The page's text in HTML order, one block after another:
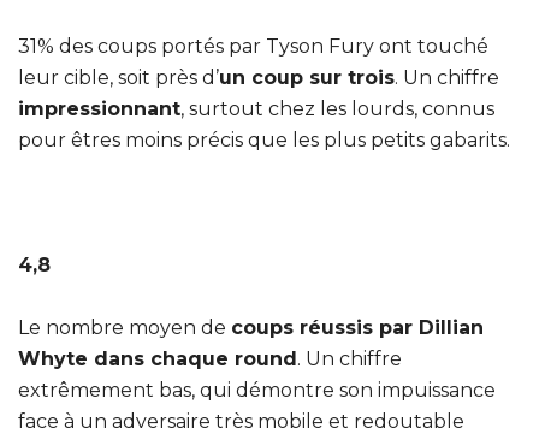
31% des coups portés par Tyson Fury ont touché
leur cible, soit près d’un coup sur trois. Un chiffre
impressionnant, surtout chez les lourds, connus
pour êtres moins précis que les plus petits gabarits.
4,8
Le nombre moyen de coups réussis par Dillian
Whyte dans chaque round. Un chiffre
extrêmement bas, qui démontre son impuissance
face à un adversaire très mobile et redoutable